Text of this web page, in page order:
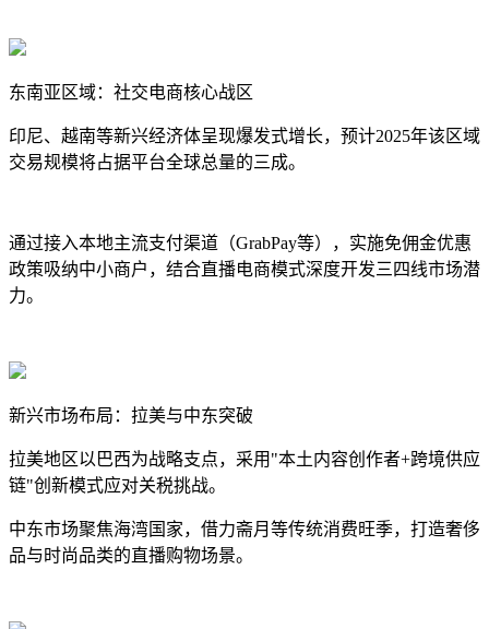
东南亚区域：社交电商核心战区
印尼、越南等新兴经济体呈现爆发式增长，预计2025年该区域
交易规模将占据平台全球总量的三成。
通过接入本地主流支付渠道（GrabPay等），实施免佣金优惠
政策吸纳中小商户，结合直播电商模式深度开发三四线市场潜
力。
新兴市场布局：拉美与中东突破
拉美地区以巴西为战略支点，采用"本土内容创作者+跨境供应
链"创新模式应对关税挑战。
中东市场聚焦海湾国家，借力斋月等传统消费旺季，打造奢侈
品与时尚品类的直播购物场景。